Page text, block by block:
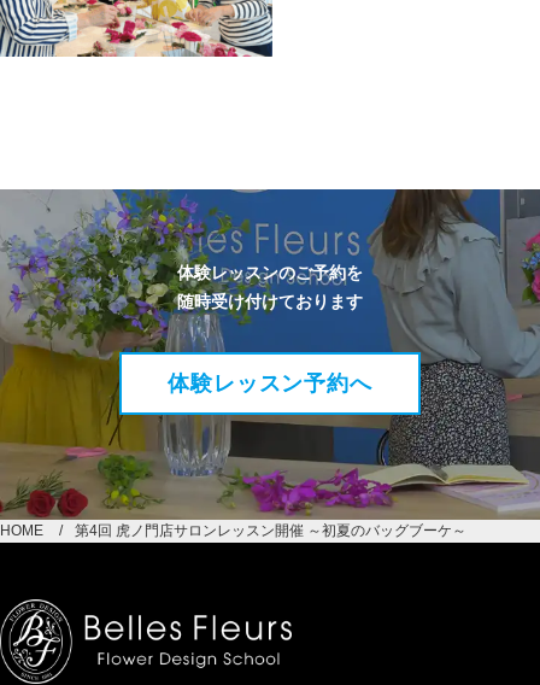
体験レッスンのご予約を
随時受け付けております
体験レッスン予約へ
HOME 第4回 虎ノ門店サロンレッスン開催 ～初夏のバッグブーケ～